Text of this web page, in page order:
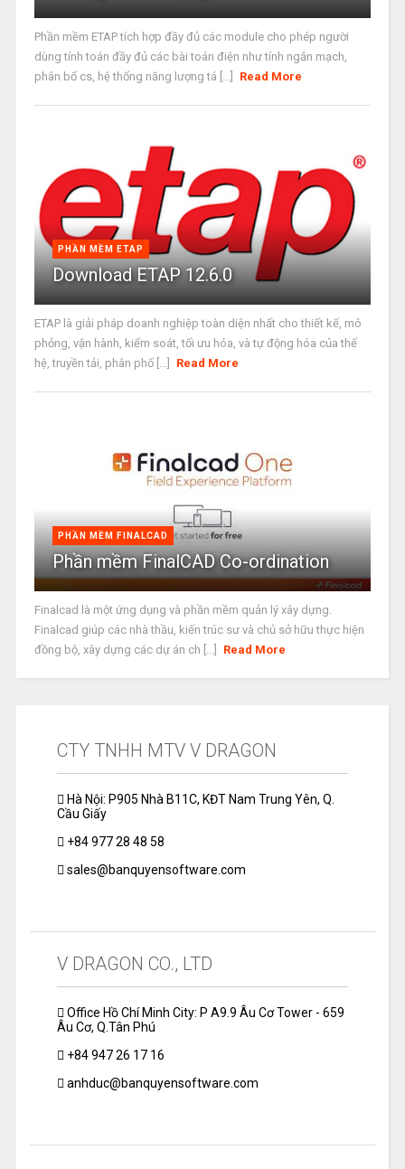
Phần mềm ETAP tích hợp đầy đủ các module cho phép người
dùng tính toán đầy đủ các bài toán điện như tính ngắn mạch,
phân bố cs, hệ thống năng lượng tá [...]
Read More
PHẦN MỀM ETAP
Download ETAP 12.6.0
ETAP là giải pháp doanh nghiệp toàn diện nhất cho thiết kế, mô
phỏng, vận hành, kiểm soát, tối ưu hóa, và tự động hóa của thế
hệ, truyền tải, phân phố [...]
Read More
PHẦN MỀM FINALCAD
Phần mềm FinalCAD Co-ordination
Finalcad là một ứng dụng và phần mềm quản lý xây dựng.
Finalcad giúp các nhà thầu, kiến trúc sư và chủ sở hữu thực hiện
đồng bộ, xây dựng các dự án ch [...]
Read More
CTY TNHH MTV V DRAGON
Hà Nội: P905 Nhà B11C, KĐT Nam Trung Yên, Q.
Cầu Giấy
+84 977 28 48 58
sales@banquyensoftware.com
V DRAGON CO., LTD
Office Hồ Chí Minh City: P A9.9 Âu Cơ Tower - 659
Âu Cơ, Q.Tân Phú
+84 947 26 17 16
anhduc@banquyensoftware.com